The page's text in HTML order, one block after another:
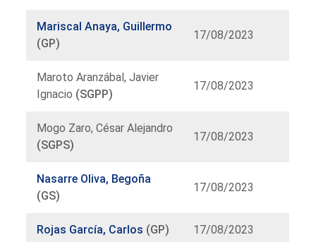
Mariscal Anaya, Guillermo
(GP)
17/08/2023
Maroto Aranzábal, Javier
Ignacio (SGPP)
17/08/2023
Mogo Zaro, César Alejandro
(SGPS)
17/08/2023
Nasarre Oliva, Begoña
(GS)
17/08/2023
Rojas García, Carlos (GP) 17/08/2023